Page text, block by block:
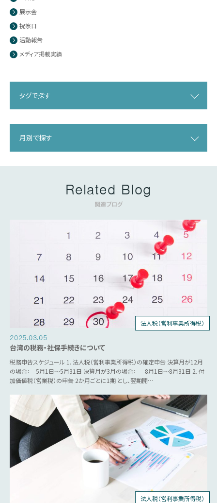
展示会
祝祭日
活動報告
メディア掲載実績
タグで探す
月別で探す
Related Blog
関連ブログ
人事労務
源泉税
営業税
個人所得税
法人税（営利事業所得税）
2025.03.05
台湾の税務・社保手続きについて
税務申告スケジュール 1. 法人税（営利事業所得税）の確定申告 決算月が12月
の場合： 5月1日～5月31日 決算月が3月の場合： 8月1日～8月31日 2. 付
加価値税（営業税）の申告 2か月ごとに1期 とし、翌期開…
統一発票
源泉税
営業税
個人所得税
法人税（営利事業所得税）